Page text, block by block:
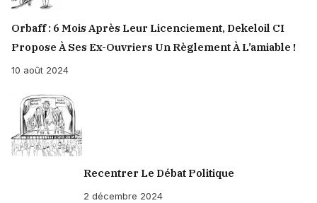
Orbaff : 6 Mois Après Leur Licenciement, Dekeloil CI
Propose À Ses Ex-Ouvriers Un Règlement À L’amiable !
10 août 2024
Recentrer Le Débat Politique
2 décembre 2024